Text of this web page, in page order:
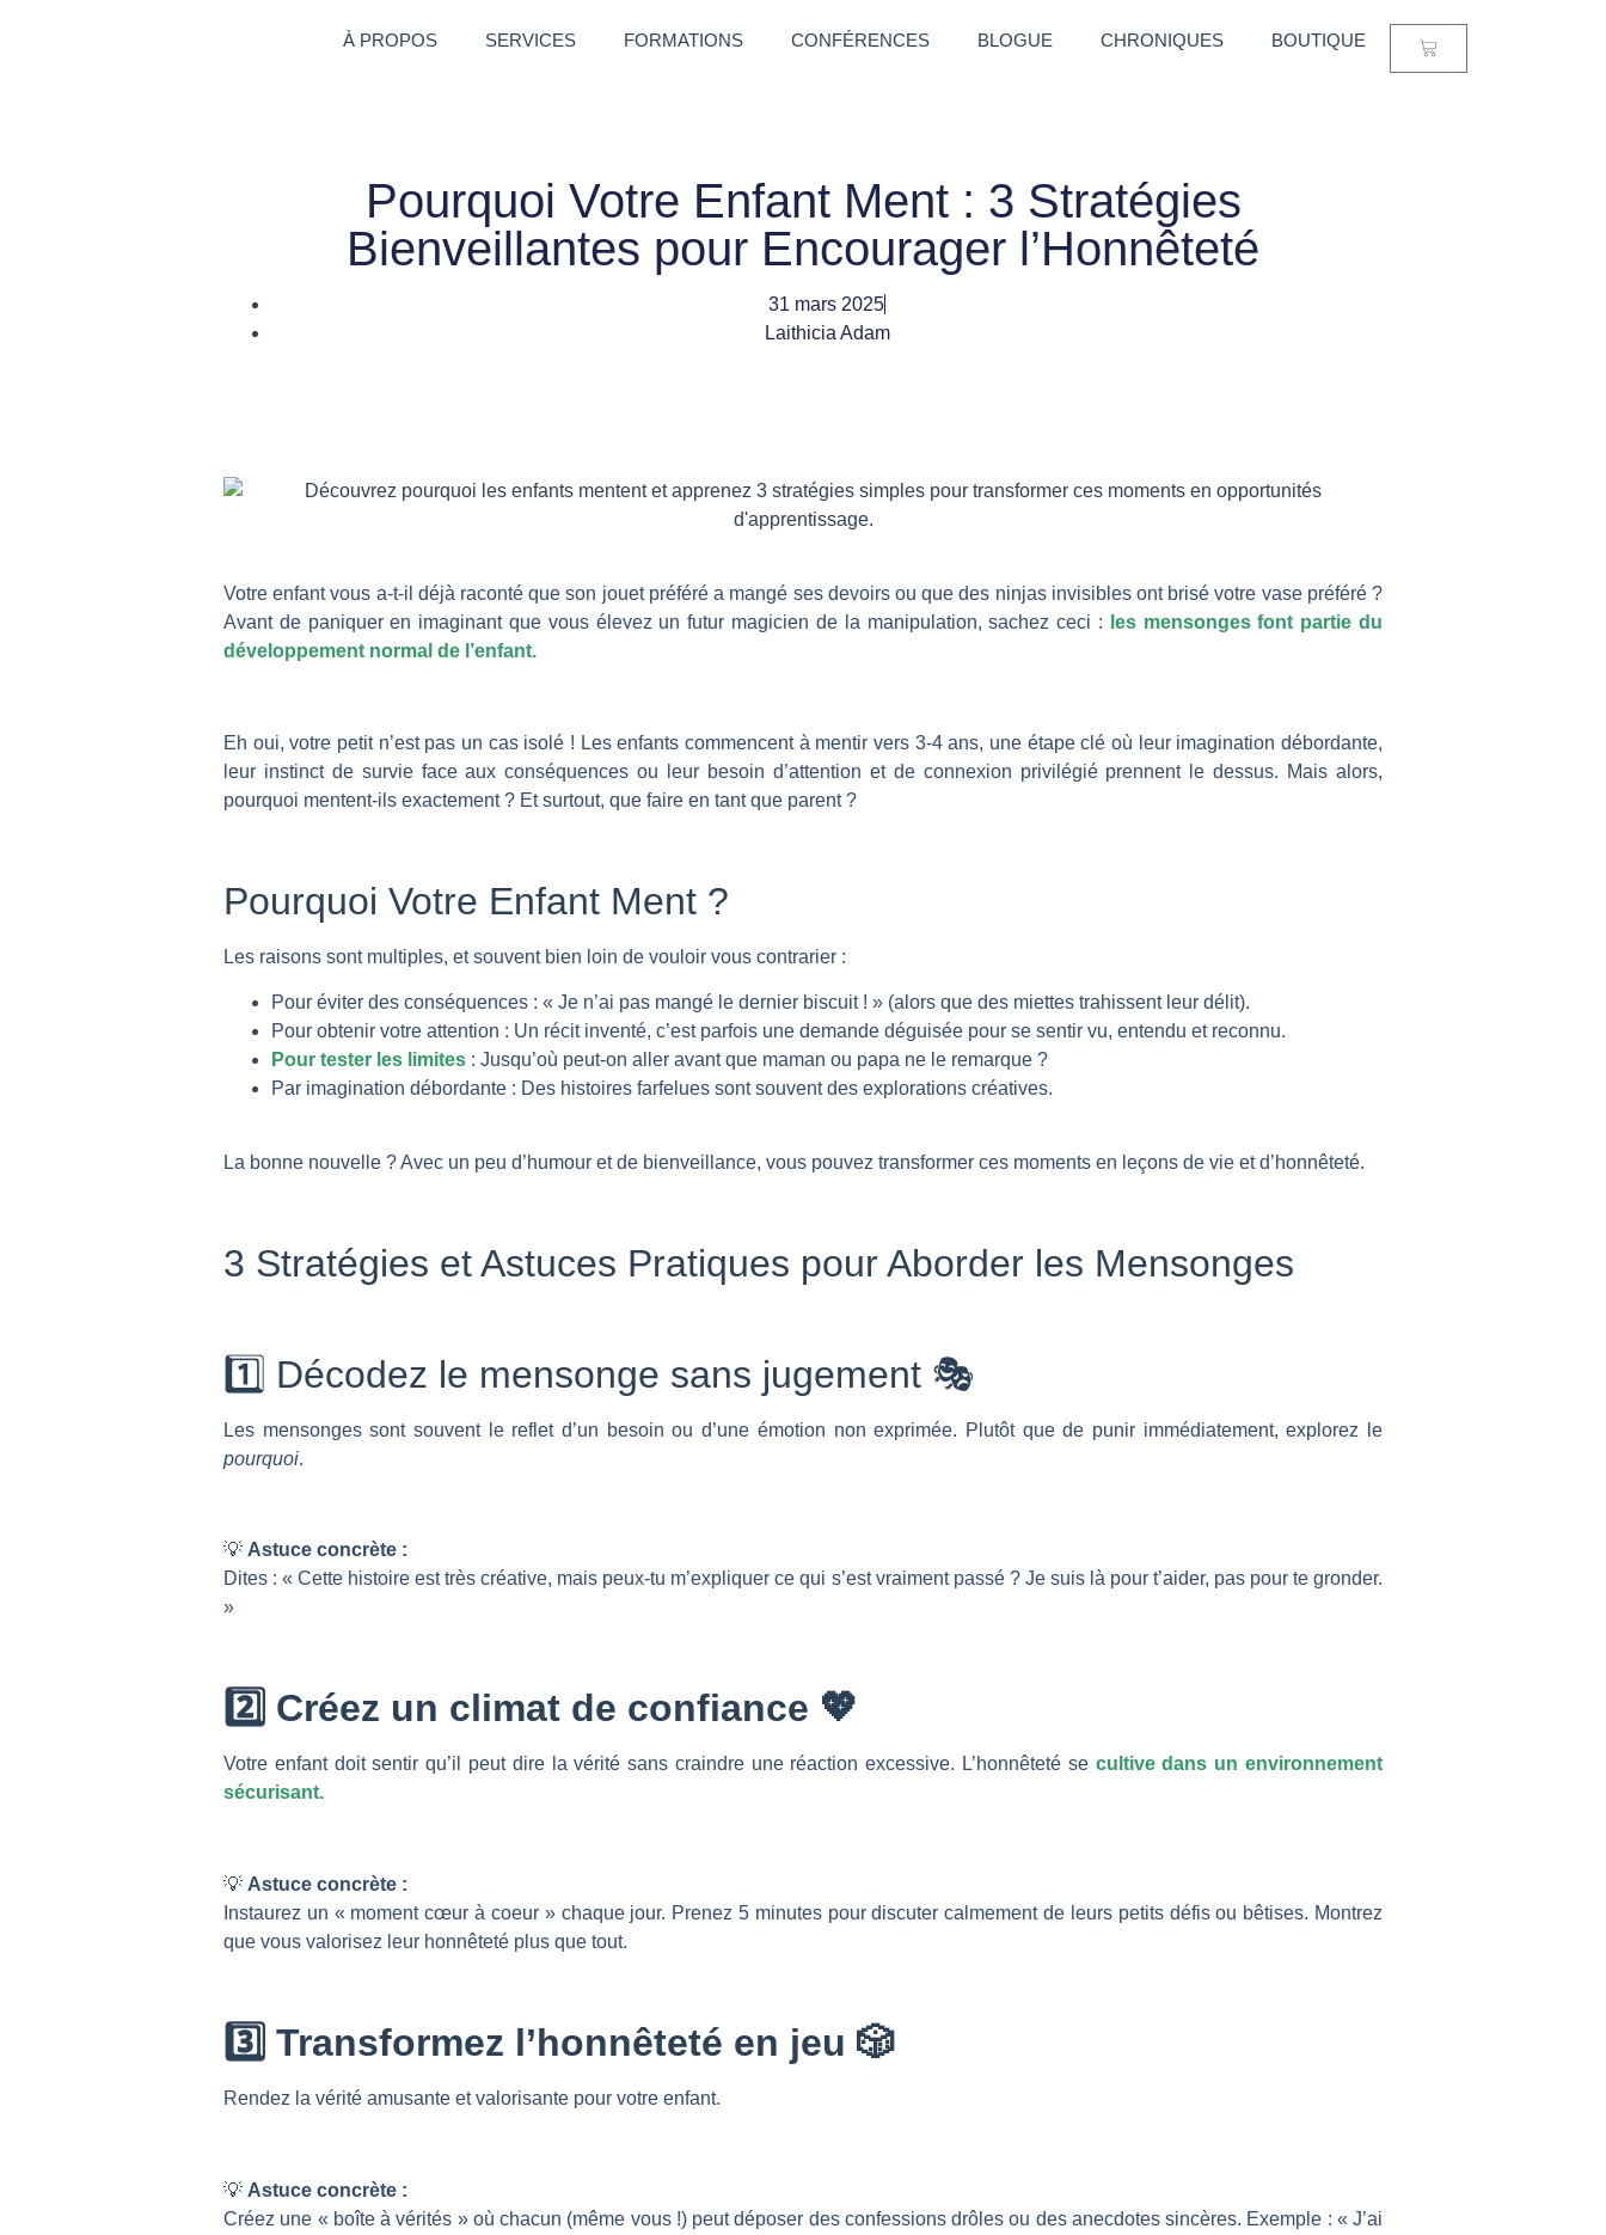
À PROPOS SERVICES FORMATIONS CONFÉRENCES BLOGUE CHRONIQUES BOUTIQUE
Pourquoi Votre Enfant Ment : 3 Stratégies
Bienveillantes pour Encourager l’Honnêteté
31 mars 2025
Laithicia Adam
Votre enfant vous a-t-il déjà raconté que son jouet préféré a mangé ses devoirs ou que des ninjas invisibles ont brisé votre vase préféré ?
Avant de paniquer en imaginant que vous élevez un futur magicien de la manipulation, sachez ceci :
les mensonges font partie du
développement normal de l’enfant.
Eh oui, votre petit n’est pas un cas isolé ! Les enfants commencent à mentir vers 3-4 ans, une étape clé où leur imagination débordante,
leur instinct de survie face aux conséquences ou leur besoin d’attention et de connexion privilégié prennent le dessus. Mais alors,
pourquoi mentent-ils exactement ? Et surtout, que faire en tant que parent ?
Pourquoi Votre Enfant Ment ?
Les raisons sont multiples, et souvent bien loin de vouloir vous contrarier :
Pour éviter des conséquences : « Je n’ai pas mangé le dernier biscuit ! » (alors que des miettes trahissent leur délit).
Pour obtenir votre attention : Un récit inventé, c’est parfois une demande déguisée pour se sentir vu, entendu et reconnu.
Pour tester les limites : Jusqu’où peut-on aller avant que maman ou papa ne le remarque ?
Par imagination débordante : Des histoires farfelues sont souvent des explorations créatives.
La bonne nouvelle ? Avec un peu d’humour et de bienveillance, vous pouvez transformer ces moments en leçons de vie et d’honnêteté.
3 Stratégies et Astuces Pratiques pour Aborder les Mensonges
1️⃣ Décodez le mensonge sans jugement 🎭
Les mensonges sont souvent le reflet d’un besoin ou d’une émotion non exprimée. Plutôt que de punir immédiatement, explorez le
pourquoi.
💡 Astuce concrète :
Dites : « Cette histoire est très créative, mais peux-tu m’expliquer ce qui s’est vraiment passé ? Je suis là pour t’aider, pas pour te gronder.
»
2️ ⃣ Créez un climat de confiance 💖
Votre enfant doit sentir qu’il peut dire la vérité sans craindre une réaction excessive. L’honnêteté se cultive dans un environnement
sécurisant.
💡 Astuce concrète :
Instaurez un « moment cœur à coeur » chaque jour. Prenez 5 minutes pour discuter calmement de leurs petits défis ou bêtises. Montrez
que vous valorisez leur honnêteté plus que tout.
3️ ⃣ Transformez l’honnêteté en jeu 🎲
Rendez la vérité amusante et valorisante pour votre enfant.
💡 Astuce concrète :
Créez une « boîte à vérités » où chacun (même vous !) peut déposer des confessions drôles ou des anecdotes sincères. Exemple : « J’ai